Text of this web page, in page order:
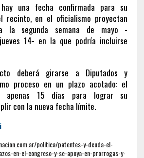
una fecha confirmada para su
recinto, en el oficialismo proyectan
la segunda semana de mayo -
14- en la que podría incluirse
deberá girarse a Diputados y
proceso en un plazo acotado: el
apenas 15 días para lograr su
con la nueva fecha límite.
politica/patentes-y-deuda-el-
en-el-congreso-y-se-apoya-en-prorrogas-y-